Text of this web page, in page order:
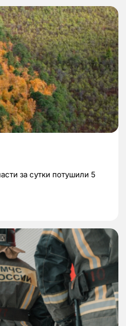
за сутки потушили 5